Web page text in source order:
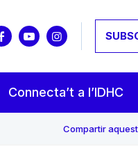
Connecta’t a l’IDHC
Compartir